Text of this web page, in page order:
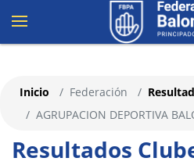
Resultados
Inicio Federación
AGRUPACION DEPORTIVA